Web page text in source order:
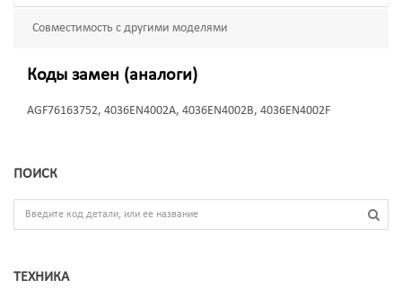
Совместимость с другими моделями
Коды замен (аналоги)
AGF76163752, 4036EN4002A, 4036EN4002B, 4036EN4002F
ПОИСК
ТЕХНИКА